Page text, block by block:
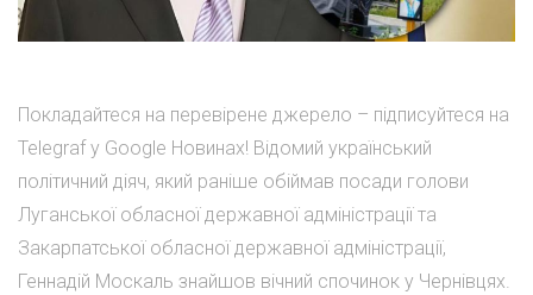
Покладайтеся на перевірене джерело – підписуйтеся на
Telegraf у Google Новинах! Відомий український
політичний діяч, який раніше обіймав посади голови
Луганської обласної державної адміністрації та
Закарпатської обласної державної адміністрації,
Геннадій Москаль знайшов вічний спочинок у Чернівцях.